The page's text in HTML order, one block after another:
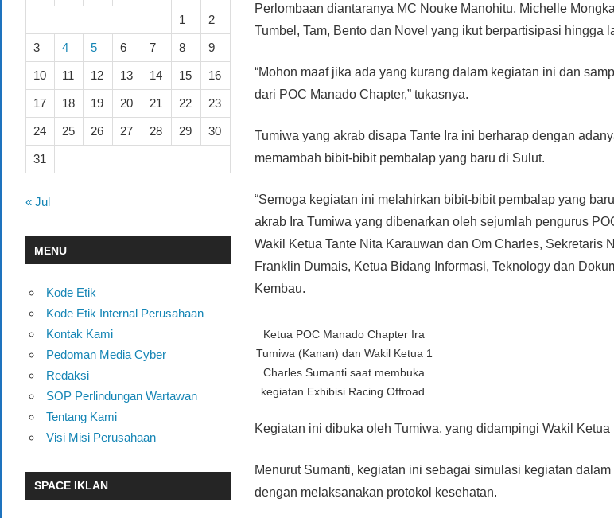
Perlombaan diantaranya MC Nouke Manohitu, Michelle
Tumbel, Tam, Bento dan Novel yang ikut berpartisipasi hingga
“Mohon maaf jika ada yang kurang dalam kegiatan ini dan
dari POC Manado Chapter,” tukasnya.
Tumiwa yang akrab disapa Tante Ira ini berharap dengan
memambah bibit-bibit pembalap yang baru di Sulut.
“Semoga kegiatan ini melahirkan bibit-bibit pembalap yang
akrab Ira Tumiwa yang dibenarkan oleh sejumlah pengurus
Wakil Ketua Tante Nita Karauwan dan Om Charles, Sekretaris
Franklin Dumais, Ketua Bidang Informasi, Teknology dan
Kembau.
Ketua POC Manado Chapter Ira
Tumiwa (Kanan) dan Wakil Ketua 1
Charles Sumanti saat membuka
kegiatan Exhibisi Racing Offroad.
Kegiatan ini dibuka oleh Tumiwa, yang didampingi Wakil
Menurut Sumanti, kegiatan ini sebagai simulasi kegiatan
dengan melaksanakan protokol kesehatan.
1 2
3 4 5 6 7 8 9
10 11 12 13 14 15 16
17 18 19 20 21 22 23
24 25 26 27 28 29 30
31
« Jul
MENU
Kode Etik
Kode Etik Internal Perusahaan
Kontak Kami
Pedoman Media Cyber
Redaksi
SOP Perlindungan Wartawan
Tentang Kami
Visi Misi Perusahaan
SPACE IKLAN